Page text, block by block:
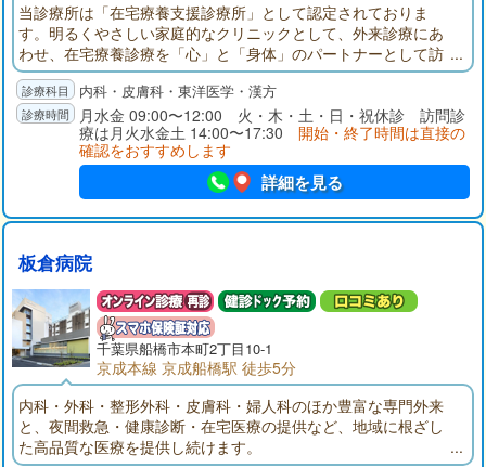
当診療所は「在宅療養支援診療所」として認定されておりま
す。明るくやさしい家庭的なクリニックとして、外来診療にあ
わせ、在宅療養診療を「心」と「身体」のパートナーとして訪
問させていただきます。お気軽にご相談ください。毎月スケジ
ュール表を作成し、定期的に訪問いたします。急に具合が悪く
なった時には、ご連絡頂ければスケジュール外でも訪問いたし
内科・皮膚科・東洋医学・漢方
月水金 09:00〜12:00 火・木・土・日・祝休診 訪問診
療は月火水金土 14:00〜17:30 開始・終了時間は直接の
確認をおすすめします
詳細を見る
板倉病院
千葉県船橋市本町2丁目10-1
京成本線 京成船橋駅 徒歩5分
内科・外科・整形外科・皮膚科・婦人科のほか豊富な専門外来
と、夜間救急・健康診断・在宅医療の提供など、地域に根ざし
た高品質な医療を提供し続けます。